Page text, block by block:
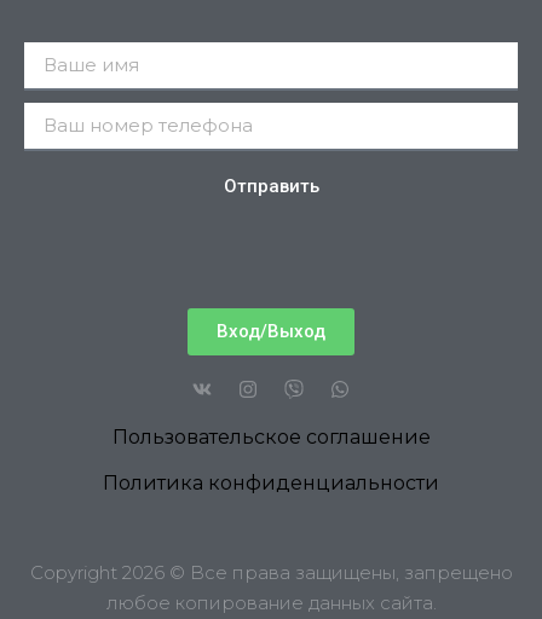
Отправить
Вход/Выход
Пользовательское соглашение
Политика конфиденциальности
Copyright 2026 © Все права защищены, запрещено
любое копирование данных сайта.